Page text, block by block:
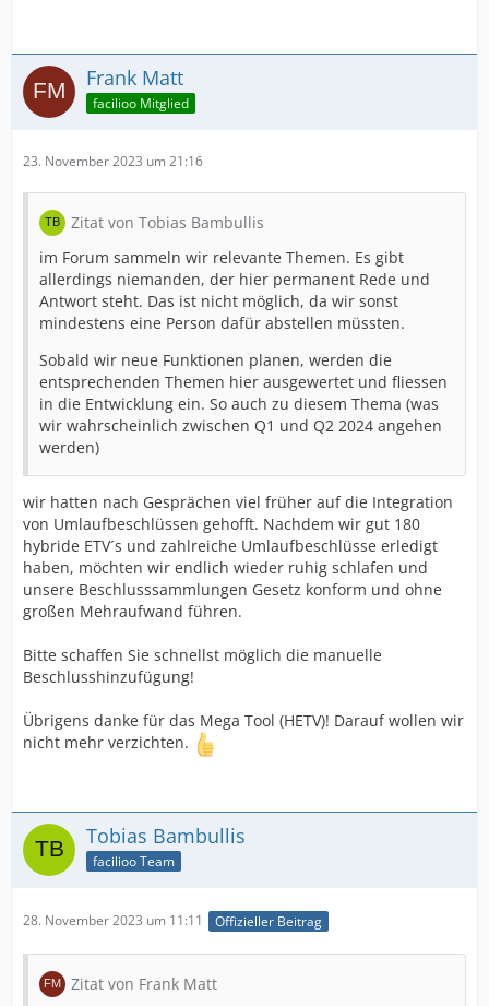
Frank Matt
facilioo Mitglied
23. November 2023 um 21:16
Zitat von Tobias Bambullis
im Forum sammeln wir relevante Themen. Es gibt
allerdings niemanden, der hier permanent Rede und
Antwort steht. Das ist nicht möglich, da wir sonst
mindestens eine Person dafür abstellen müssten.
Sobald wir neue Funktionen planen, werden die
entsprechenden Themen hier ausgewertet und fliessen
in die Entwicklung ein. So auch zu diesem Thema (was
wir wahrscheinlich zwischen Q1 und Q2 2024 angehen
werden)
wir hatten nach Gesprächen viel früher auf die Integration
von Umlaufbeschlüssen gehofft. Nachdem wir gut 180
hybride ETV´s und zahlreiche Umlaufbeschlüsse erledigt
haben, möchten wir endlich wieder ruhig schlafen und
unsere Beschlusssammlungen Gesetz konform und ohne
großen Mehraufwand führen.
Bitte schaffen Sie schnellst möglich die manuelle
Beschlusshinzufügung!
Übrigens danke für das Mega Tool (HETV)! Darauf wollen wir
nicht mehr verzichten.
Tobias Bambullis
facilioo Team
28. November 2023 um 11:11 Offizieller Beitrag
Zitat von Frank Matt